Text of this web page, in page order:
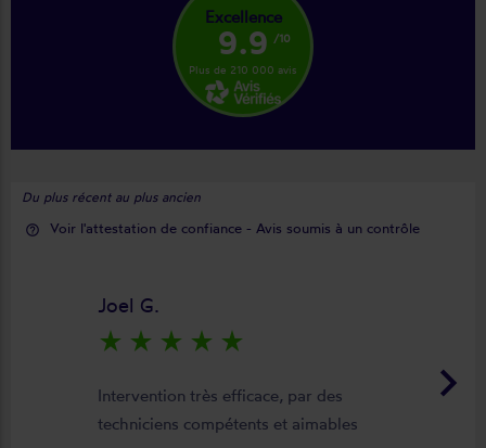
Excellence
9.9 /10
Plus de 210 000 avis
Du plus récent au plus ancien
help_outline Voir l'attestation de confiance - Avis soumis à un contrôle
keyboard_arrow_right
Joel G.
star_rate star_rate star_rate star_rate star_rate
Intervention très efficace, par des
techniciens compétents et aimables